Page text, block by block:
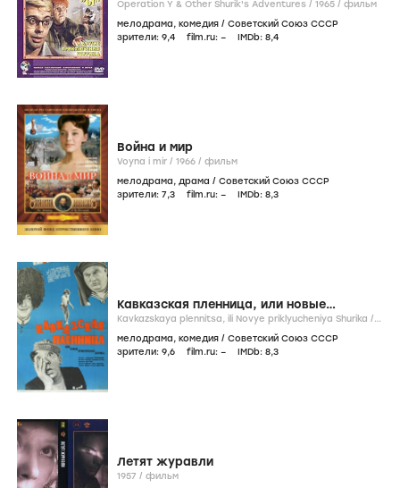
Шурика
Operation Y & Other Shurik's Adventures / 1965 / фильм
мелодрама, комедия / Советский Союз СССР
зрители: 9,4 film.ru: – IMDb: 8,4
Война и мир
Voyna i mir / 1966 / фильм
мелодрама, драма / Советский Союз СССР
зрители: 7,3 film.ru: – IMDb: 8,3
Кавказская пленница, или новые
приключения Шурика
Kavkazskaya plennitsa, ili Novye priklyucheniya Shurika /
мелодрама, комедия / Советский Союз СССР
зрители: 9,6 film.ru: – IMDb: 8,3
Летят журавли
1957 / фильм